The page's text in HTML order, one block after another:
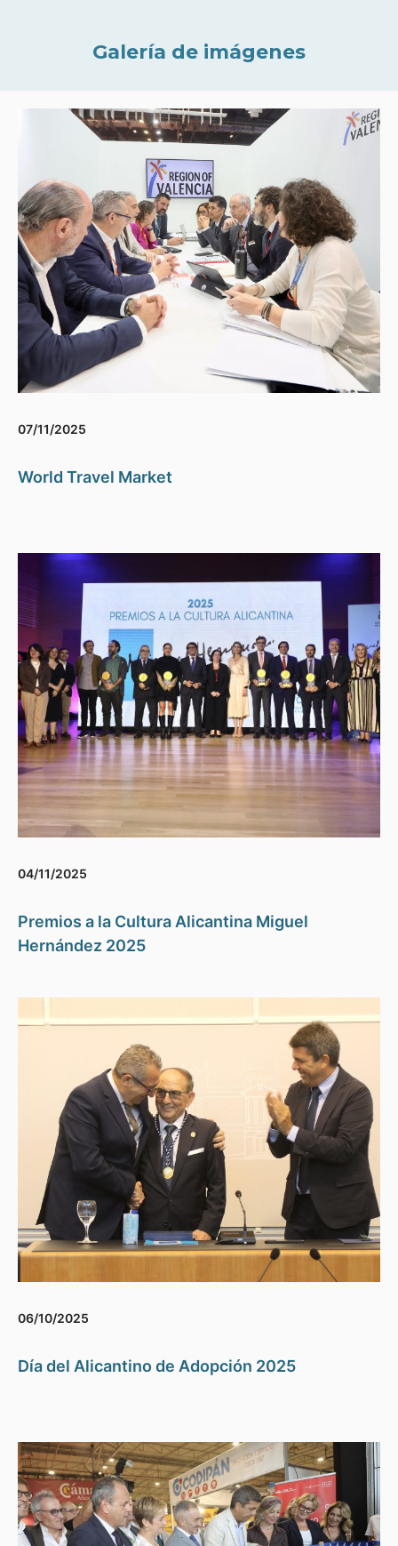
Galería de imágenes
07/11/2025
World Travel Market
04/11/2025
Premios a la Cultura Alicantina Miguel
Hernández 2025
06/10/2025
Día del Alicantino de Adopción 2025